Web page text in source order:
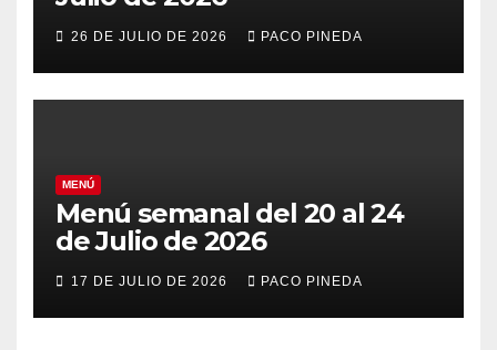
26 DE JULIO DE 2026 PACO PINEDA
MENÚ
Menú semanal del 20 al 24
de Julio de 2026
17 DE JULIO DE 2026 PACO PINEDA